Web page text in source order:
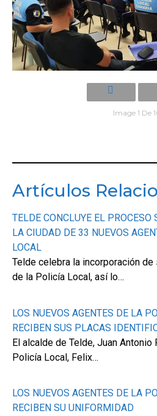
Image 1 De
Artículos
TELDE CONCLUYE EL PROCESO
LA CIUDAD DE 33 NUEVOS
LOCAL
Telde celebra la incorporación
de la Policía Local, así lo…
LOS NUEVOS AGENTES DE LA
RECIBEN SUS PLACAS
El alcalde de Telde, Juan Antonio
Policía Local, Felix…
LOS NUEVOS AGENTES DE LA
RECIBEN SU UNIFORMIDAD